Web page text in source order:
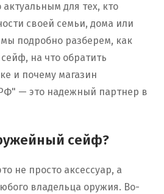
актуальным для тех, кто
своей семьи, дома или
подробно разберем, как
на что обратить
и почему магазин
— это надежный партнер в
сейф?
не просто аксессуар, а
владельца оружия. Во-